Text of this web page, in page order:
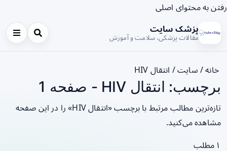
رفتن به محتوای اصلی
پزشک سایت
مقالات پزشکی، سلامت و آموزش
خانه/ سایت/ انتقال HIV
برچسب: انتقال HIV - صفحه 1
تازه‌ترین مطالب مرتبط با برچسب «انتقال HIV» را در این صفحه
مشاهده می‌کنید.
۱ مطلب